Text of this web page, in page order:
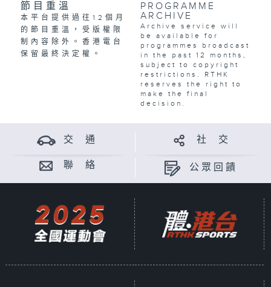
節目重溫
本平台提供過往12個月
的節目重溫，受版權限
制內容除外。香港電台
保留最終決定權。
PROGRAMME
ARCHIVE
Archive service will
be available for
programmes broadcast
in the past 12 months,
subject to copyright
restrictions. RTHK
reserves the right to
make the final
decision.
交 通 社 交
聯 絡 公眾回饋